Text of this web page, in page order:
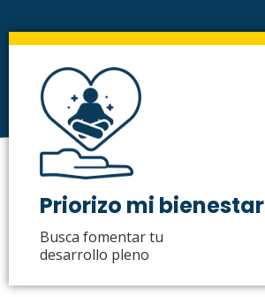
Priorizo mi bienestar
Busca fomentar tu
desarrollo pleno